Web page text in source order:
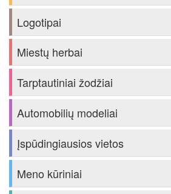
Logotipai
Miestų herbai
Tarptautiniai žodžiai
Automobilių modeliai
Įspūdingiausios vietos
Meno kūriniai